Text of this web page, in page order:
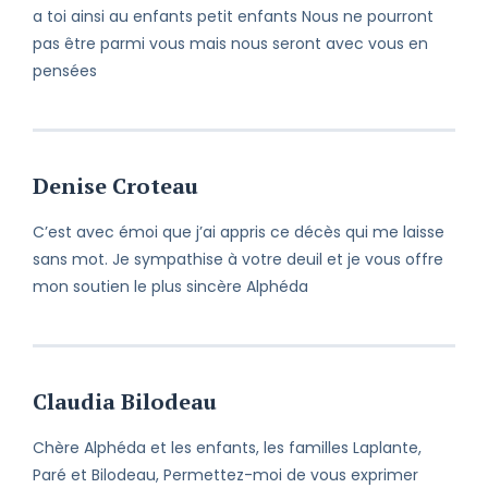
a toi ainsi au enfants petit enfants Nous ne pourront
pas être parmi vous mais nous seront avec vous en
pensées
Denise Croteau
C’est avec émoi que j’ai appris ce décès qui me laisse
sans mot. Je sympathise à votre deuil et je vous offre
mon soutien le plus sincère Alphéda
Claudia Bilodeau
Chère Alphéda et les enfants, les familles Laplante,
Paré et Bilodeau, Permettez-moi de vous exprimer